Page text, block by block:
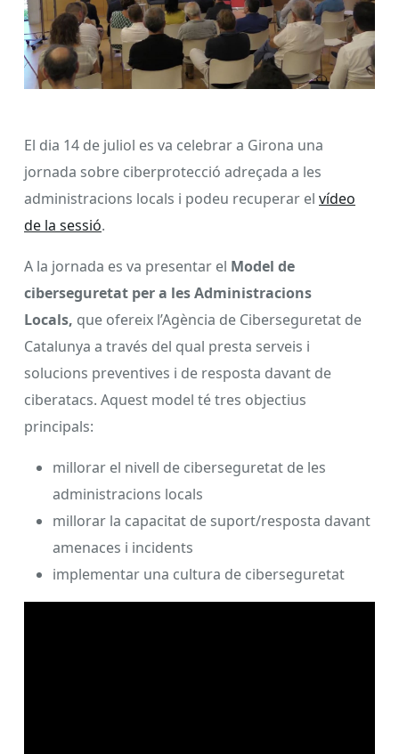
El dia 14 de juliol es va celebrar a Girona una
jornada sobre ciberprotecció adreçada a les
administracions locals i podeu recuperar el vídeo
de la sessió.
A la jornada es va presentar el Model de
ciberseguretat per a les Administracions
Locals, que ofereix l’Agència de Ciberseguretat de
Catalunya a través del qual presta serveis i
solucions preventives i de resposta davant de
ciberatacs. Aquest model té tres objectius
principals:
millorar el nivell de ciberseguretat de les
administracions locals
millorar la capacitat de suport/resposta davant
amenaces i incidents
implementar una cultura de ciberseguretat